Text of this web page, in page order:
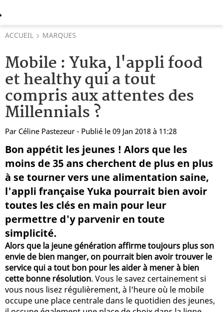
ACCUEIL MARQUES
Mobile : Yuka, l'appli food
et healthy qui a tout
compris aux attentes des
Millennials ?
Par Céline Pastezeur - Publié le 09 Jan 2018 à 11:28
Bon appétit les jeunes ! Alors que les
moins de 35 ans cherchent de plus en plus
à se tourner vers une alimentation saine,
l'appli française Yuka pourrait bien avoir
toutes les clés en main pour leur
permettre d'y parvenir en toute
simplicité.
Alors que la jeune génération affirme toujours plus son
envie de bien manger, on pourrait bien avoir trouver le
service qui a tout bon pour les aider à mener à bien
cette bonne résolution. Vous le savez certainement si
vous nous lisez régulièrement, à l'heure où le mobile
occupe une place centrale dans le quotidien des jeunes,